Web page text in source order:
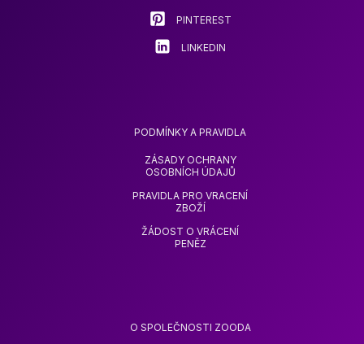
PINTEREST
LINKEDIN
PODMÍNKY A PRAVIDLA
ZÁSADY OCHRANY
OSOBNÍCH ÚDAJŮ
PRAVIDLA PRO VRACENÍ
ZBOŽÍ
ŽÁDOST O VRÁCENÍ
PENĚZ
O SPOLEČNOSTI ZOODA